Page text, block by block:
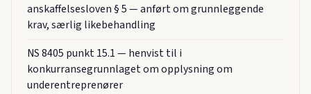
anskaffelsesloven § 5 — anført om grunnleggende
krav, særlig likebehandling
NS 8405 punkt 15.1 — henvist til i
konkurransegrunnlaget om opplysning om
underentreprenører